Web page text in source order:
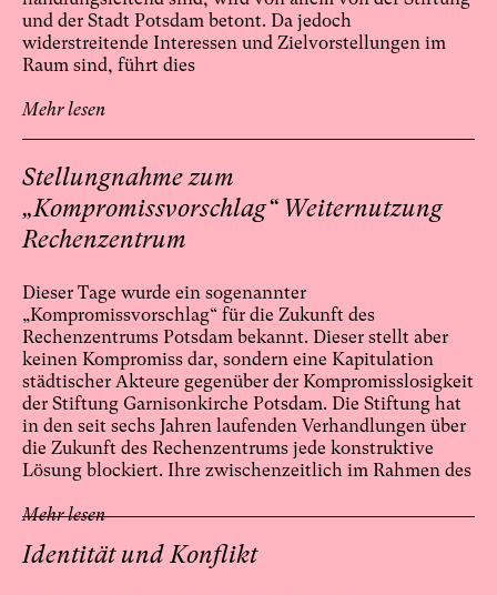
und der Stadt Potsdam betont. Da jedoch
widerstreitende Interessen und Zielvorstellungen im
Raum sind, führt dies
Mehr lesen
Stellungnahme zum
„Kompromissvorschlag“ Weiternutzung
Rechenzentrum
Dieser Tage wurde ein sogenannter
„Kompromissvorschlag“ für die Zukunft des
Rechenzentrums Potsdam bekannt. Dieser stellt aber
keinen Kompromiss dar, sondern eine Kapitulation
städtischer Akteure gegenüber der Kompromisslosigkeit
der Stiftung Garnisonkirche Potsdam. Die Stiftung hat
in den seit sechs Jahren laufenden Verhandlungen über
die Zukunft des Rechenzentrums jede konstruktive
Lösung blockiert. Ihre zwischenzeitlich im Rahmen des
Mehr lesen
Identität und Konflikt